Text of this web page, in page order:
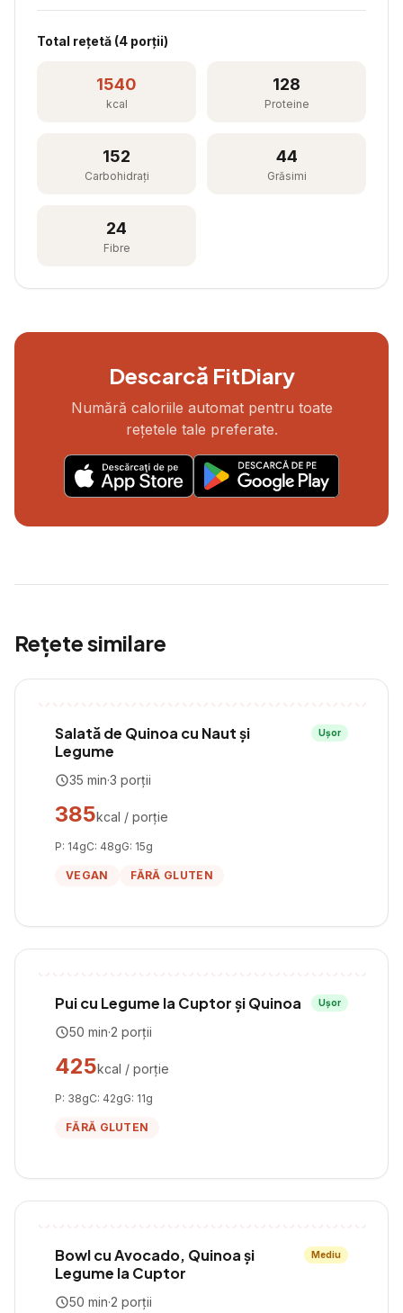
Total rețetă (4 porții)
1540
kcal
128
Proteine
152
Carbohidrați
44
Grăsimi
24
Fibre
Descarcă FitDiary
Numără caloriile automat pentru toate
rețetele tale preferate.
Rețete similare
Salată de Quinoa cu Naut și
Legume
Ușor
35 min·3 porții
385kcal / porție
P: 14gC: 48gG: 15g
VEGAN FĂRĂ GLUTEN
Pui cu Legume la Cuptor și Quinoa Ușor
50 min·2 porții
425kcal / porție
P: 38gC: 42gG: 11g
FĂRĂ GLUTEN
Bowl cu Avocado, Quinoa și
Legume la Cuptor
Mediu
50 min·2 porții